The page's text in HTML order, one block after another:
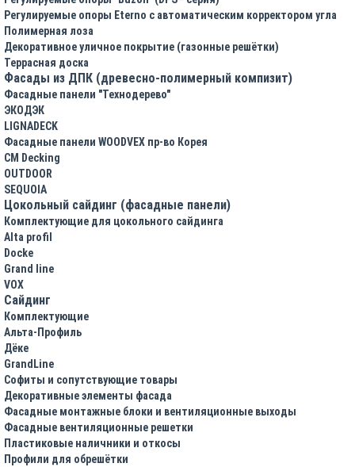
Регулируемые опоры Eterno с автоматическим корректором угла
Полимерная лоза
Декоративное уличное покрытие (газонные решётки)
Террасная доска
Фасады из ДПК (древесно-полимерный компизит)
Фасадные панели "Технодерево"
ЭКОДЭК
LIGNADECK
Фасадные панели WOODVEX пр-во Корея
CM Decking
OUTDOOR
SEQUOIA
Цокольный сайдинг (фасадные панели)
Комплектующие для цокольного сайдинга
Alta profil
Docke
Grand line
VOX
Сайдинг
Комплектующие
Альта-Профиль
Дёке
GrandLine
Софиты и сопутствующие товары
Декоративные элементы фасада
Фасадные монтажные блоки и вентиляционные выходы
Фасадные вентиляционные решетки
Пластиковые наличники и откосы
Профили для обрешётки